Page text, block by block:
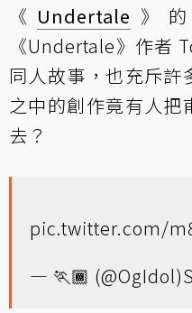
《 Undertale 》
《Undertale》作者
同人故事，也充斥許
之中的創作竟有人把
去？
pic.twitter.com/
— 🏃🏾 (@OgIdol)